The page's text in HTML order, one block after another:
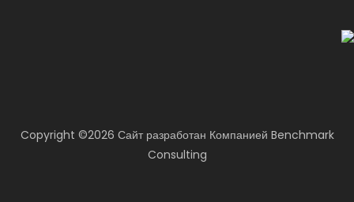
Copyright ©2026 Сайт разработан Компанией Benchmark
Consulting